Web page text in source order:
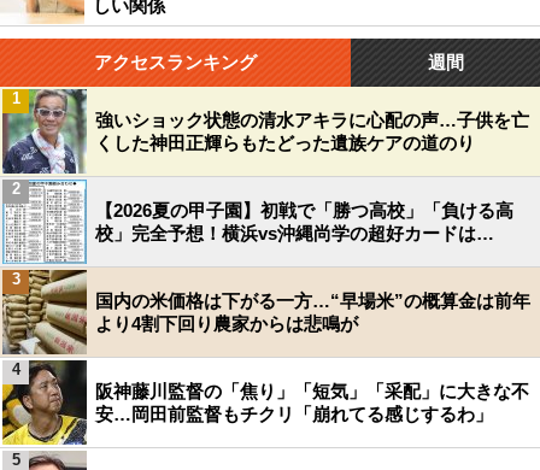
しい関係
アクセスランキング 週間
強いショック状態の清水アキラに心配の声…子供を亡
くした神田正輝らもたどった遺族ケアの道のり
1
【2026夏の甲子園】初戦で「勝つ高校」「負ける高
校」完全予想！横浜vs沖縄尚学の超好カードは…
2
国内の米価格は下がる一方…“早場米”の概算金は前年
より4割下回り農家からは悲鳴が
3
阪神藤川監督の「焦り」「短気」「采配」に大きな不
安…岡田前監督もチクリ「崩れてる感じするわ」
4
5